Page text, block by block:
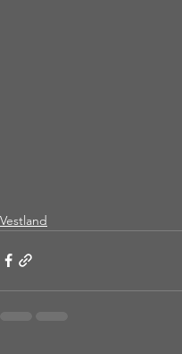
Vestland